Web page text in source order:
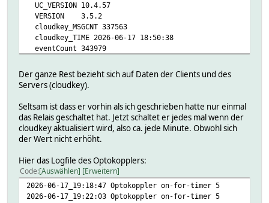
UC_VERSION 10.4.57
VERSION 3.5.2
cloudkey_MSGCNT 337563
cloudkey_TIME 2026-06-17 18:50:38
eventCount 343979
2026-06-17 18:05:07 -UC_wlan_users 38
READINGS:
2026-06-17 18:50:38 -AP-lastUpdate Wed Jun 17
2026-06-17 18:50:38 -AP_1_Flur_UAP-AC-Lite_clients
2026-06-17 18:50:38 -AP_1_Flur_UAP-AC-Lite_essid xxx
2026-06-17 18:50:38 -AP_1_Flur_UAP-AC-Lite_locate
2026-06-17 18:50:38 -AP_1_Flur_UAP-AC-Lite_state ok
2026-06-17 18:50:38 -AP_2_Wohnzimmer_UAP-AC-
2026-06-17 18:50:38 -AP_2_Wohnzimmer_UAP-AC-
2026-06-17 18:50:38 -AP_2_Wohnzimmer_UAP-AC-
2026-06-17 18:50:38 -AP_2_Wohnzimmer_UAP-AC-
2026-06-17 18:50:38 -AP_2_Wohnzimmer_UAP-AC-
Der ganze Rest bezieht sich auf Daten der Clients und des
Servers (cloudkey).
Seltsam ist dass er vorhin als ich geschrieben hatte nur einmal
das Relais geschaltet hat. Jetzt schaltet er jedes mal wenn der
cloudkey aktualisiert wird, also ca. jede Minute. Obwohl sich
der Wert nicht erhöht.
Hier das Logfile des Optokopplers:
Code Auswählen Erweitern
2026-06-17_19:18:47 Optokoppler on-for-timer 5
2026-06-17_19:22:03 Optokoppler on-for-timer 5